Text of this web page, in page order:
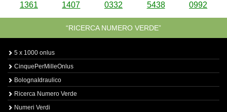
1361 1407 0332 5438 0992
“RICERCA NUMERO VERDE”
5 x 1000 onlus
CinquePerMilleOnlus
BolognaIdraulico
Ricerca Numero Verde
Numeri Verdi